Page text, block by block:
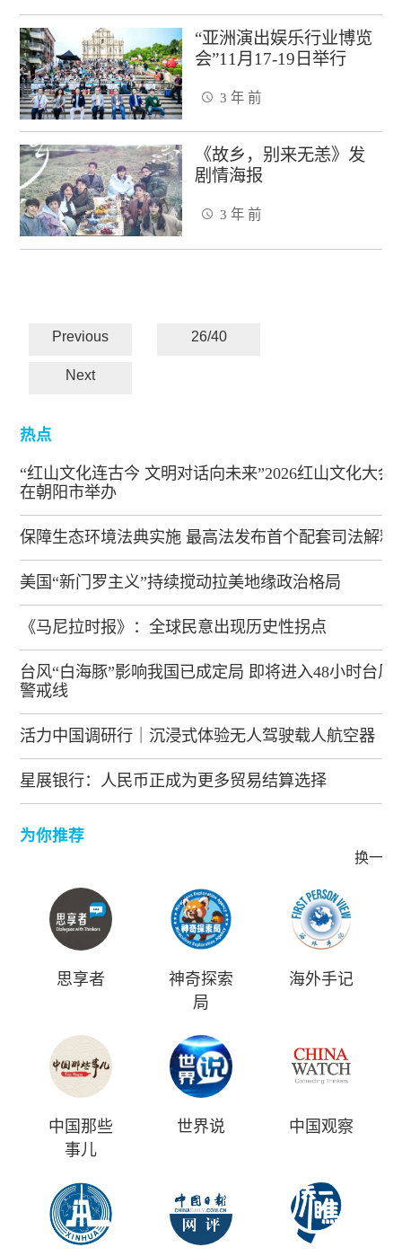
“亚洲演出娱乐行业博览
会”11月17-19日举行
3 年 前
《故乡，别来无恙》发
剧情海报
3 年 前
Previous 26/40
Next
热点
“红山文化连古今 文明对话向未来”2026红山文化大会
在朝阳市举办
保障生态环境法典实施 最高法发布首个配套司法解释
美国“新门罗主义”持续搅动拉美地缘政治格局
《马尼拉时报》：全球民意出现历史性拐点
台风“白海豚”影响我国已成定局 即将进入48小时台风
警戒线
活力中国调研行｜沉浸式体验无人驾驶载人航空器
星展银行：人民币正成为更多贸易结算选择
为你推荐
换一批
思享者
神奇探索
局
海外手记
中国那些
事儿
世界说 中国观察